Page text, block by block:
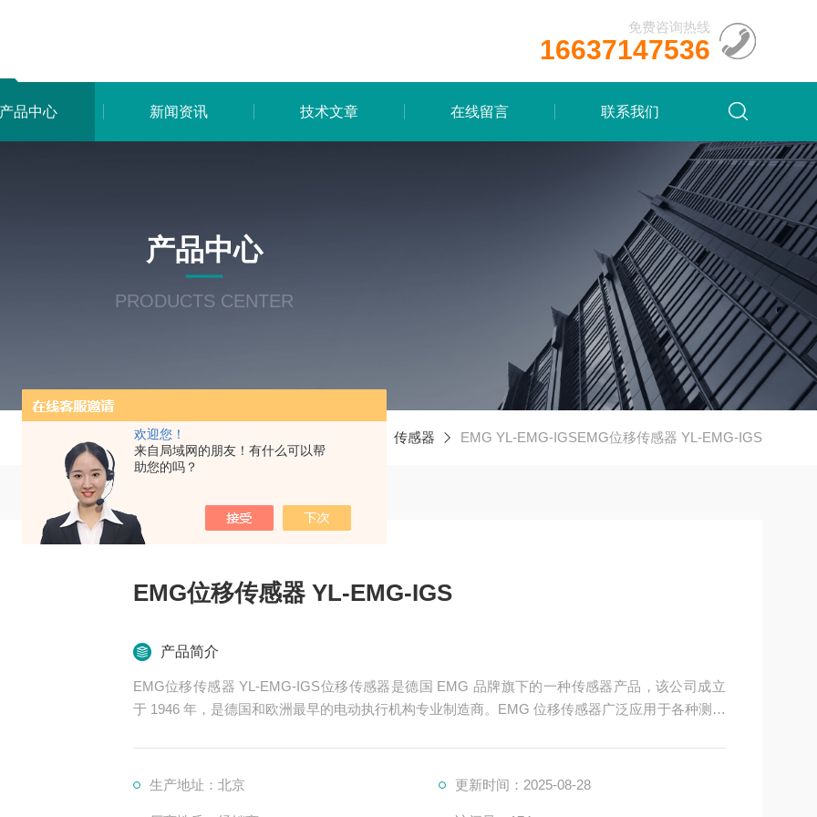
欢迎您！
来自局域网的朋友！有什么可以帮
助您的吗？
免费咨询热线
16637147536
产品中心 新闻资讯 技术文章 在线留言 联系我们
产品中心
PRODUCTS CENTER
当前位置：首页 传感器 EMG YL-EMG-IGSEMG位移传感器 YL-EMG-IGS
EMG位移传感器 YL-EMG-IGS
产品简介
EMG位移传感器 YL-EMG-IGS位移传感器是德国 EMG 品牌旗下的一种传感器产品，该公司成立
于 1946 年，是德国和欧洲最早的电动执行机构专业制造商。EMG 位移传感器广泛应用于各种测量
生产地址：北京 更新时间：2025-08-28